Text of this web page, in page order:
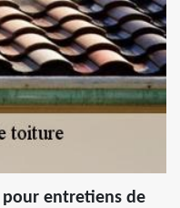
pour entretiens de